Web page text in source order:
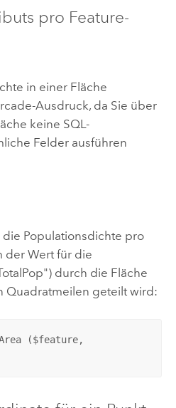
pro Feature-
in einer Fläche
-Ausdruck, da Sie über
keine SQL-
Felder ausführen
Populationsdichte pro
der Wert für die
durch die Fläche
Quadratmeilen geteilt wird:
($feature,